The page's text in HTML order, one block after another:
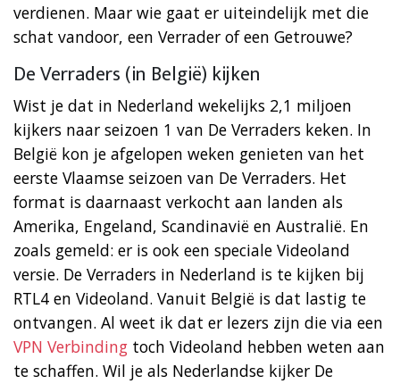
verdienen. Maar wie gaat er uiteindelijk met die
schat vandoor, een Verrader of een Getrouwe?
De Verraders (in België) kijken
Wist je dat in Nederland wekelijks 2,1 miljoen
kijkers naar seizoen 1 van De Verraders keken. In
België kon je afgelopen weken genieten van het
eerste Vlaamse seizoen van De Verraders. Het
format is daarnaast verkocht aan landen als
Amerika, Engeland, Scandinavië en Australië. En
zoals gemeld: er is ook een speciale Videoland
versie. De Verraders in Nederland is te kijken bij
RTL4 en Videoland. Vanuit België is dat lastig te
ontvangen. Al weet ik dat er lezers zijn die via een
VPN Verbinding toch Videoland hebben weten aan
te schaffen. Wil je als Nederlandse kijker De